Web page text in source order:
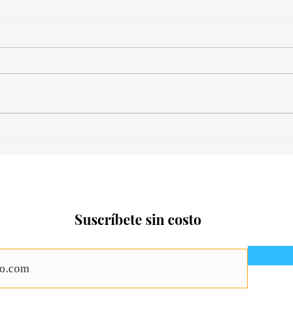
Suscríbete sin costo